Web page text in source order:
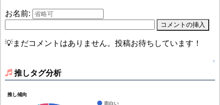
お名前:
💡まだコメントはありません。投稿お待ちしています！
↑
推しタグ分析
推し傾向
面白い